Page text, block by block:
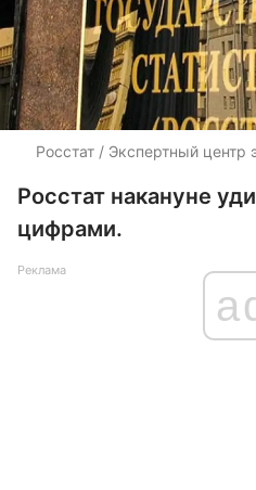
Росстат / Экспертный центр
Росстат накануне
цифрами.
Реклама